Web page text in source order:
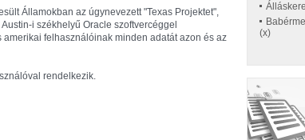
Államokban az úgynevezett "Texas Projektet",
i székhelyű Oracle szoftvercéggel
felhasználóinak minden adatát azon és az
rendelkezik.
(x)